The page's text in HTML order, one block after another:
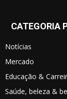
CATEGORIA
Notícias
Mercado
Educação &
Saúde, beleza &